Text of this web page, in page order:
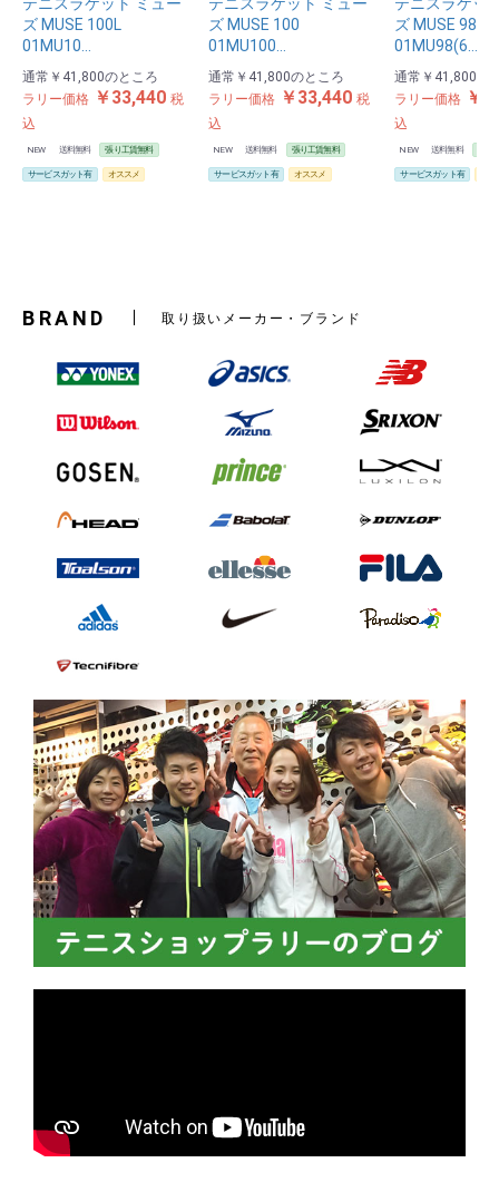
ズ MUSE 100L
01MU10…
通常 ￥41,800のところ
ラリー価格 ￥33,440 税
込
NEW 送料無料 張り工賃無料
サービスガット有 オススメ
ズ MUSE 100
01MU100…
通常 ￥41,800のところ
ラリー価格 ￥33,440税
込
NEW 送料無料 張り工賃無料
サービスガット有 オススメ
ズ MUSE 98
01MU98(6…
通常 ￥41,800
ラリー価格 ￥
込
NEW 送料無料
サービスガット有
BRAND 取り扱いメーカー・ブランド